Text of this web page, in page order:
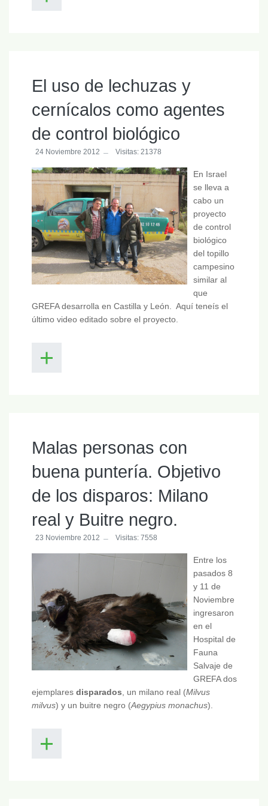
El uso de lechuzas y
cernícalos como agentes
de control biológico
24 Noviembre 2012 Visitas: 21378
En Israel
se lleva a
cabo un
proyecto
de control
biológico
del topillo
campesino
similar al
que
GREFA desarrolla en Castilla y León. Aquí teneís el
último video editado sobre el proyecto.
Malas personas con
buena puntería. Objetivo
de los disparos: Milano
real y Buitre negro.
23 Noviembre 2012 Visitas: 7558
Entre los
pasados 8
y 11 de
Noviembre
ingresaron
en el
Hospital de
Fauna
Salvaje de
GREFA dos
ejemplares disparados , un milano real (Milvus
milvus) y un buitre negro (Aegypius monachus).